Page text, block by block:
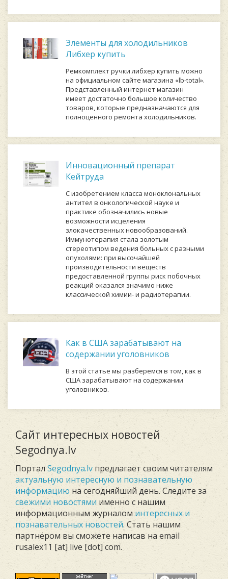
Элементы для холодильников
Либхер купить
Ремкомплект ручки либхер купить можно
на официальном сайте магазина «lb-total».
Представленный интернет магазин
имеет достаточно большое количество
товаров, которые предназначаются для
полноценного ремонта холодильников.
Инновационный препарат
Кейтруда
С изобретением класса моноклональных
антител в онкологической науке и
практике обозначились новые
возможности исцеления
злокачественных новообразований.
Иммунотерапия стала золотым
стереотипом ведения больных с разными
опухолями: при высочайшей
производительности веществ
предоставленной группы риск побочных
реакций оказался значимо ниже
классической химии- и радиотерапии.
Как в США зарабатывают на
содержании уголовников
В этой статье мы разберемся в том, как в
США зарабатывают на содержании
уголовников.
Сайт интересных новостей
Segodnya.lv
ПорталSegodnya.lv предлагает своим читателям
актуальную интересную и познавательную
информацию на сегодняйший день. Следите за
свежими новостями именно с нашим
информационным журналом интересных и
познавательных новостей. Стать нашим
партнёром вы сможете написав на email
rusalex11 [at] live [dot] com.